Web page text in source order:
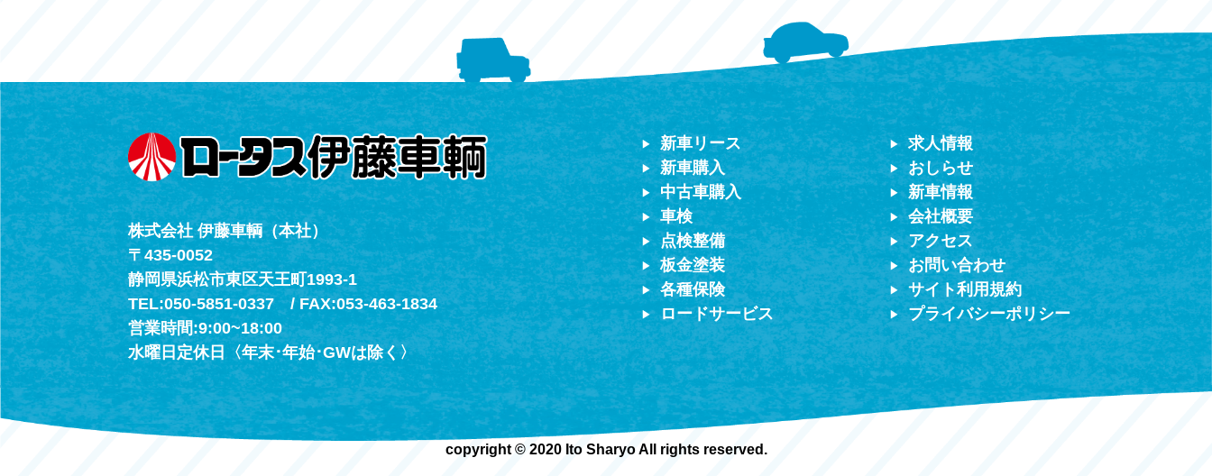
株式会社 伊藤車輌（本社）
〒435-0052
静岡県浜松市東区天王町1993-1
TEL:050-5851-0337 / FAX:053-463-1834
営業時間:9:00~18:00
水曜日定休日〈年末･年始･GWは除く〉
新車リース
新車購入
中古車購入
車検
点検整備
板金塗装
各種保険
ロードサービス
求人情報
おしらせ
新車情報
会社概要
アクセス
お問い合わせ
サイト利用規約
プライバシーポリシー
copyright © 2020 Ito Sharyo All rights reserved.